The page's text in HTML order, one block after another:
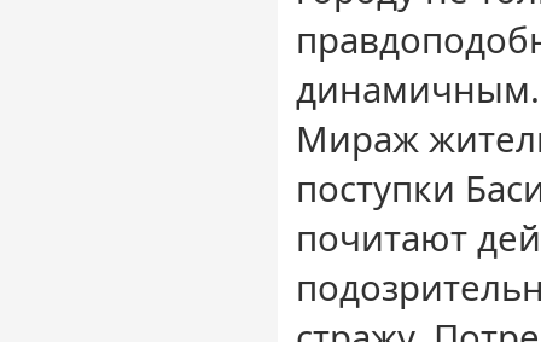
динамичным.
Мираж
поступки
почитают